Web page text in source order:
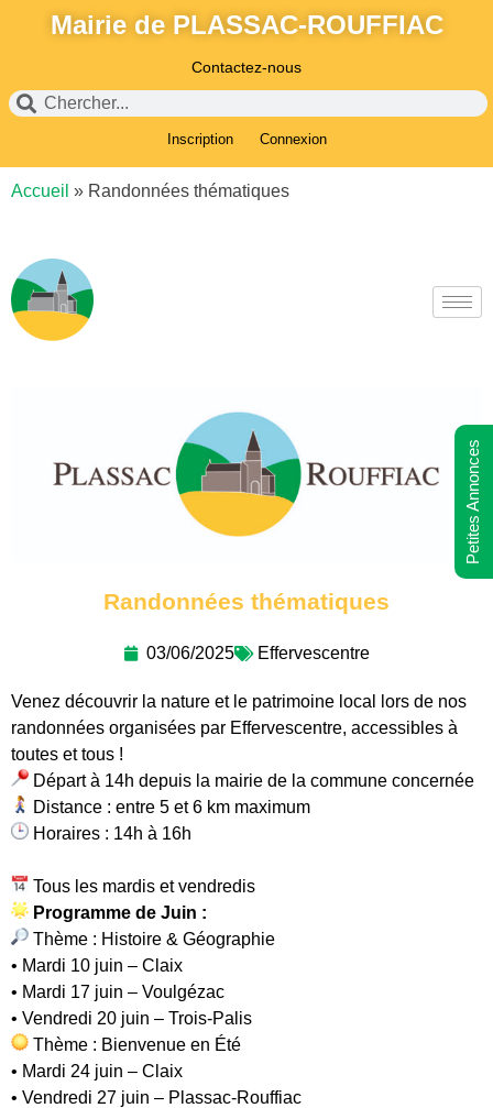
Mairie de PLASSAC-ROUFFIAC
Contactez-nous
Inscription Connexion
Accueil » Randonnées thématiques
Randonnées thématiques
03/06/2025 Effervescentre
Venez découvrir la nature et le patrimoine local lors de nos
randonnées organisées par Effervescentre, accessibles à
toutes et tous !
Départ à 14h depuis la mairie de la commune concernée
Distance : entre 5 et 6 km maximum
Horaires : 14h à 16h
Tous les mardis et vendredis
Programme de Juin :
Thème : Histoire & Géographie
• Mardi 10 juin – Claix
• Mardi 17 juin – Voulgézac
• Vendredi 20 juin – Trois-Palis
Thème : Bienvenue en Été
• Mardi 24 juin – Claix
• Vendredi 27 juin – Plassac-Rouffiac
Petites Annonces